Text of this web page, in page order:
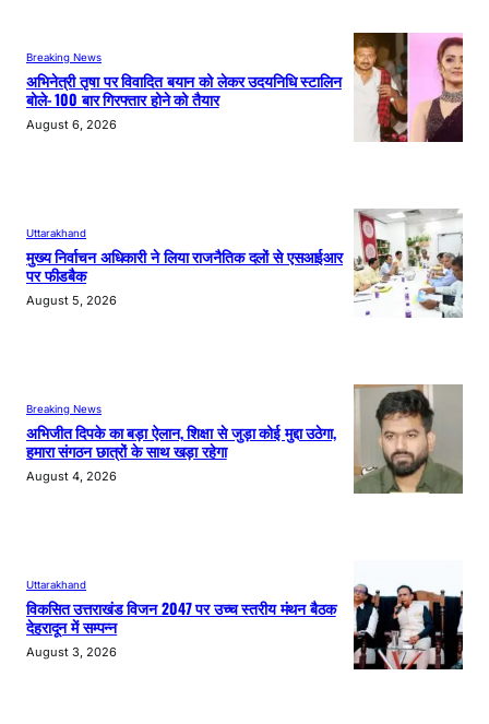
Breaking News
अभिनेत्री तृषा पर विवादित बयान को लेकर उदयनिधि स्टालिन
बोले- 100 बार गिरफ्तार होने को तैयार
August 6, 2026
Uttarakhand
मुख्य निर्वाचन अधिकारी ने लिया राजनैतिक दलों से एसआईआर
पर फीडबैक
August 5, 2026
Breaking News
अभिजीत दिपके का बड़ा ऐलान, शिक्षा से जुड़ा कोई मुद्दा उठेगा,
हमारा संगठन छात्रों के साथ खड़ा रहेगा
August 4, 2026
Uttarakhand
विकसित उत्तराखंड विजन 2047 पर उच्च स्तरीय मंथन बैठक
देहरादून में सम्पन्न
August 3, 2026